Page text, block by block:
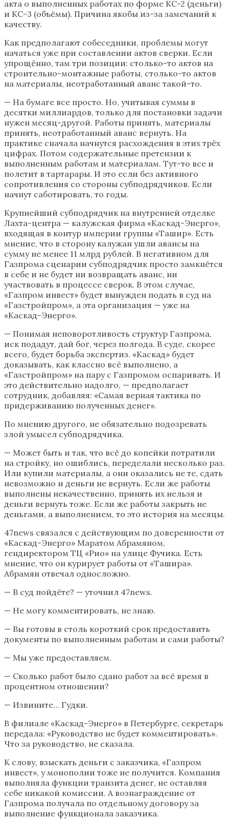
акта о выполненных работах по форме КС-2 (деньги)
и КС-3 (объёмы). Причина якобы из-за замечаний к
качеству.
Как предполагают собеседники, проблемы могут
начаться уже при составлении актов сверки. Если
упрощённо, там три позиции: столько-то актов на
строительно-монтажные работы, столько-то актов
на материалы, неотработанный аванс такой-то.
— На бумаге все просто. Но, учитывая суммы в
десятки миллиардов, только для постановки задачи
нужен месяц-другой. Работы принять, материалы
принять, неотработанный аванс вернуть. На
практике сначала начнутся расхождения в этих трёх
цифрах. Потом содержательные претензии к
выполненным работам и материалам. Тут-то все и
полетит в тартарары. И это если без активного
сопротивления со стороны субподрядчиков. Если
начнут саботировать, то годы.
Крупнейший субподрядчик на внутренней отделке
Лахта-центра — калужская фирма «Каскад-Энерго»,
входящая в контур империи группы «Ташир». Есть
мнение, что в сторону калужан ушли авансы на
сумму не менее 11 млрд рублей. В негативном для
Газпрома сценарии субподрядчик просто замкнётся
в себе и не будет ни возвращать аванс, ни
участвовать в процессе сверок. В этом случае,
«Газпром инвест» будет вынужден подать в суд на
«Газстройпром», а эта организация — уже на
«Каскад-Энерго».
— Понимая неповоротливость структур Газпрома,
иск подадут, дай бог, через полгода. В суде, скорее
всего, будет борьба экспертиз. «Каскад» будет
доказывать, как классно всё выполнено, а
«Газстройпром» на пару с Газпромом оспаривать. И
это действительно надолго, — предполагает
сотрудник, добавляя: «Самая верная тактика по
придерживанию полученных денег».
По мнению другого, не обязательно подозревать
злой умысел субподрядчика.
— Может быть и так, что всё до копейки потратили
на стройку, но ошиблись, переделали несколько раз.
Или купили материалы, а они оказались не те, сдать
невозможно и деньги не вернуть. Если же работы
выполнены некачественно, принять их нельзя и
деньги вернуть тоже. Если же работы закрыть не
деньгами, а выполнением, то это история на месяцы.
47news связался с действующим по доверенности от
«Каскад-Энерго» Маратом Абрамяном,
гендиректором ТЦ «Рио» на улице Фучика. Есть
мнение, что он курирует работы от «Ташира».
Абрамян отвечал односложно.
— В суд пойдёте? — уточнил 47news.
— Не могу комментировать, не знаю.
— Вы готовы в столь короткий срок предоставить
документы по выполненным работам и сами работы?
— Мы уже предоставляем.
— Сколько работ было сдано работ за всё время в
процентном отношении?
— Извините… Гудки.
В филиале «Каскад-Энерго» в Петербурге, секретарь
передала: «Руководство не будет комментировать».
Что за руководство, не сказала.
К слову, взыскать деньги с заказчика, «Газпром
инвест», у монополии тоже не получится. Компания
выполняла функции транзита денег, не оставляя
себе никакой комиссии. А вознаграждение от
Газпрома получала по отдельному договору за
выполнение функционала заказчика.